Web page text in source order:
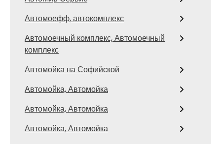
Автомоефф, автокомплекс
Автомоечный комплекс, Автомоечный
комплекс
Автомойка на Софийской
Автомойка, Автомойка
Автомойка, Автомойка
Автомойка, Автомойка